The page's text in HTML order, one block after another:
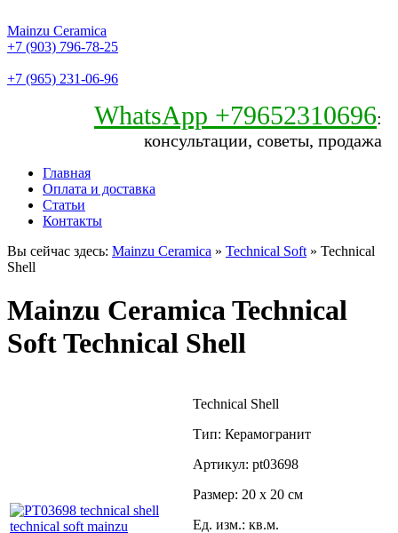
Mainzu Ceramica
+7 (903) 796-78-25
+7 (965) 231-06-96
WhatsApp +79652310696:
консультации, советы, продажа
Главная
Оплата и доставка
Статьи
Контакты
Вы сейчас здесь: Mainzu Ceramica » Technical Soft » Technical
Shell
Mainzu Ceramica Technical
Soft Technical Shell
Technical Shell
Тип: Керамогранит
Артикул: pt03698
Размер: 20 x 20 см
Ед. изм.: кв.м.